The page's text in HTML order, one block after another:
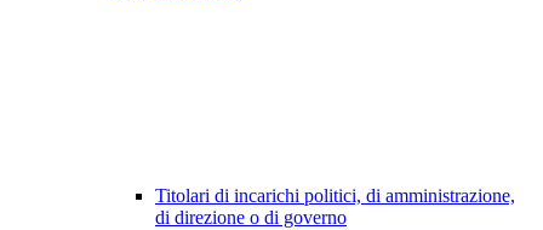
Titolari di incarichi politici, di amministrazione,
di direzione o di governo